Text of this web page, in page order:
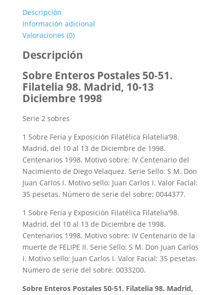
Descripción
Información adicional
Valoraciones (0)
Descripción
Sobre Enteros Postales 50-51.
Filatelia 98. Madrid, 10-13
Diciembre 1998
Serie 2 sobres
1 Sobre Feria y Exposición Filatélica Filatelia’98.
Madrid, del 10 al 13 de Diciembre de 1998.
Centenarios 1998. Motivo sobre: IV Centenario del
Nacimiento de Diego Velaquez. Serie Sello: S M. Don
Juan Carlos I. Motivo sello: Juan Carlos I. Valor Facial:
35 pesetas. Número de serie del sobre: 0044377.
1 Sobre Feria y Exposición Filatélica Filatelia’98.
Madrid, del 10 al 13 de Diciembre de 1998.
Centenarios 1998. Motivo sobre: IV Centenario de la
muerte de FELIPE II. Serie Sello: S M. Don Juan Carlos
I. Motivo sello: Juan Carlos I. Valor Facial: 35 pesetas.
Número de serie del sobre: 0033200.
Sobre Enteros Postales 50-51. Filatelia 98. Madrid,